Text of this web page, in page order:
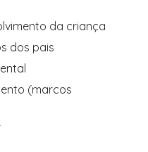
da criança
dos pais
(marcos